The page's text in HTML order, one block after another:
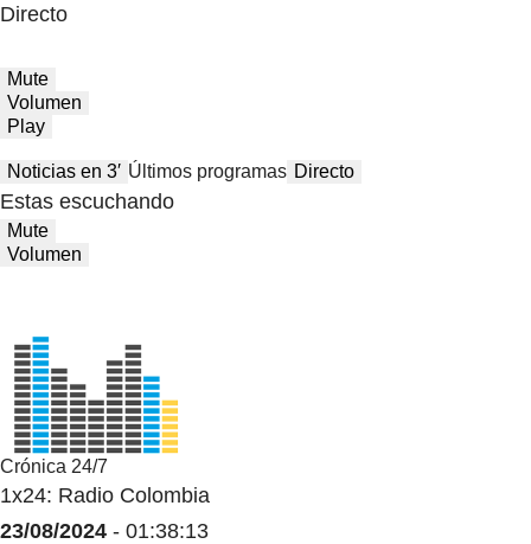
Directo
Mute
Volumen
Play
Noticias en 3′ Últimos programas Directo
Estas escuchando
Mute
Volumen
Crónica 24/7
1x24: Radio Colombia
23/08/2024 - 01:38:13